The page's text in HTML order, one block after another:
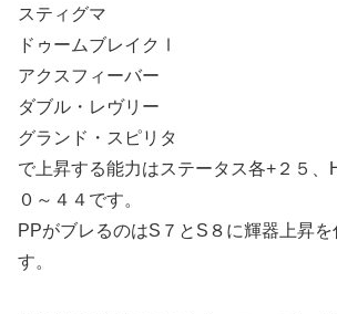
スティグマ
ドゥームブレイクⅠ
アクスフィーバー
ダブル・レヴリー
グランド・スピリタ
で上昇する能力はステータス各+２５、
０～４４です。
PPがブレるのはS７とS８に輝器上昇
す。